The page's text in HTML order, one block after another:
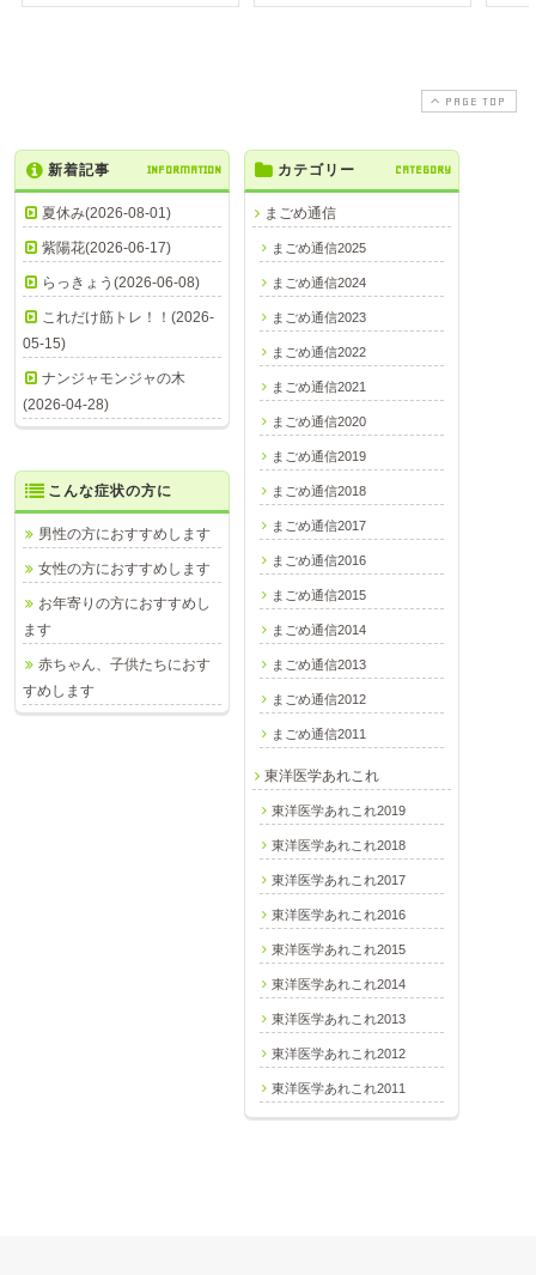
PAGE TOP
新着記事 INFORMATION
夏休み(2026-08-01)
紫陽花(2026-06-17)
らっきょう(2026-06-08)
これだけ筋トレ！！(2026-
05-15)
ナンジャモンジャの木
(2026-04-28)
カテゴリー CATEGORY
まごめ通信
まごめ通信2025
まごめ通信2024
まごめ通信2023
まごめ通信2022
まごめ通信2021
まごめ通信2020
まごめ通信2019
まごめ通信2018
まごめ通信2017
まごめ通信2016
まごめ通信2015
まごめ通信2014
まごめ通信2013
まごめ通信2012
まごめ通信2011
東洋医学あれこれ
東洋医学あれこれ2019
東洋医学あれこれ2018
東洋医学あれこれ2017
東洋医学あれこれ2016
東洋医学あれこれ2015
東洋医学あれこれ2014
東洋医学あれこれ2013
東洋医学あれこれ2012
東洋医学あれこれ2011
こんな症状の方に
男性の方におすすめします
女性の方におすすめします
お年寄りの方におすすめし
ます
赤ちゃん、子供たちにおす
すめします